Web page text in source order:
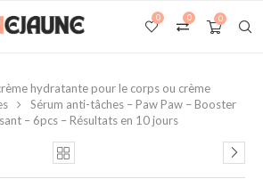
0
0
0
hydratante pour le corps ou crème
Sérum anti-tâches – Paw Paw – Booster
– 6pcs – Résultats en 10 jours